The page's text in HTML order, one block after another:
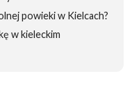
powieki w Kielcach?
w kieleckim